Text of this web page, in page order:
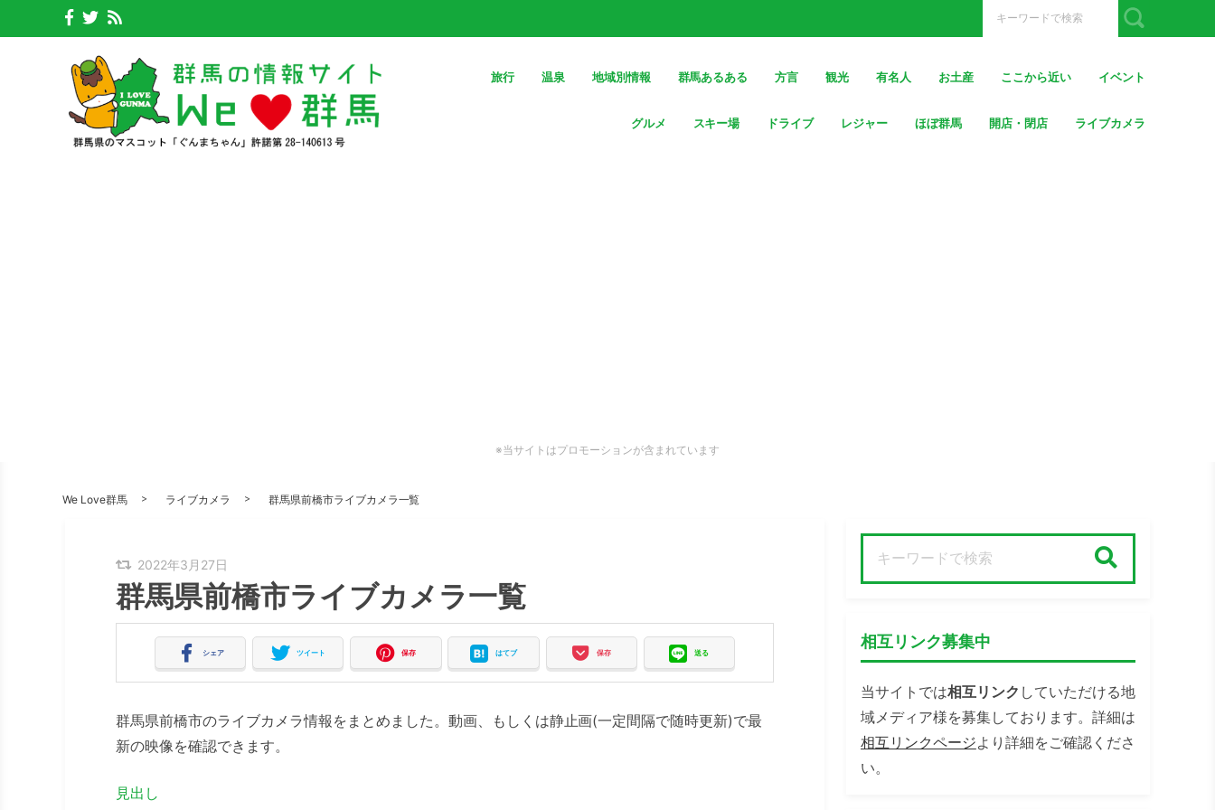
旅行 温泉 地域別情報 群馬あるある 方言 観光 有名人 お土産 ここから近い イベント
グルメ スキー場 ドライブ レジャー ほぼ群馬 開店・閉店 ライブカメラ
※当サイトはプロモーションが含まれています
We Love群馬 ライブカメラ 群馬県前橋市ライブカメラ一覧
2022年3月27日
群馬県前橋市ライブカメラ一覧
シェア ツイート 保存 はてブ 保存 送る
群馬県前橋市のライブカメラ情報をまとめました。動画、もしくは静止画(一定間隔で随時更新)で最
新の映像を確認できます。
見出し
相互リンク募集中
当サイトでは相互リンク していただける地
域メディア様を募集しております。詳細は
相互リンクページより詳細をご確認くださ
い。